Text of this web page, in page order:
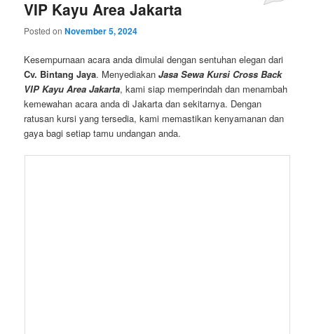
VIP Kayu Area Jakarta
Posted onNovember 5, 2024
Kesempurnaan acara anda dimulai dengan sentuhan elegan dari
Cv. Bintang Jaya. MenyediakanJasa Sewa Kursi Cross Back
VIP Kayu Area Jakarta, kami siap memperindah dan menambah
kemewahan acara anda di Jakarta dan sekitarnya. Dengan
ratusan kursi yang tersedia, kami memastikan kenyamanan dan
gaya bagi setiap tamu undangan anda.